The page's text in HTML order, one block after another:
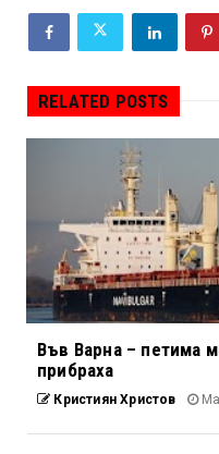
RELATED POSTS
Във Варна – петима
прибраха
Кристиян Христов